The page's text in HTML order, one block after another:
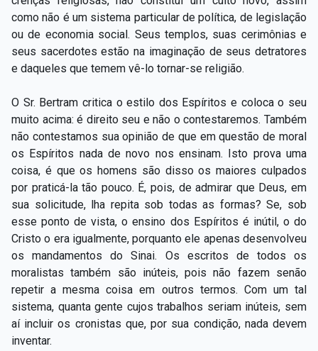
como não é um sistema particular de política, de legislação
ou de economia social. Seus templos, suas cerimônias e
seus sacerdotes estão na imaginação de seus detratores
e daqueles que temem vê-lo tornar-se religião.
O Sr. Bertram critica o estilo dos Espíritos e coloca o seu
muito acima: é direito seu e não o contestaremos. Também
não contestamos sua opinião de que em questão de moral
os Espíritos nada de novo nos ensinam. Isto prova uma
coisa, é que os homens são disso os maiores culpados
por praticá-la tão pouco. É, pois, de admirar que Deus, em
sua solicitude, lha repita sob todas as formas? Se, sob
esse ponto de vista, o ensino dos Espíritos é inútil, o do
Cristo o era igualmente, porquanto ele apenas desenvolveu
os mandamentos do Sinai. Os escritos de todos os
moralistas também são inúteis, pois não fazem senão
repetir a mesma coisa em outros termos. Com um tal
sistema, quanta gente cujos trabalhos seriam inúteis, sem
aí incluir os cronistas que, por sua condição, nada devem
inventar.